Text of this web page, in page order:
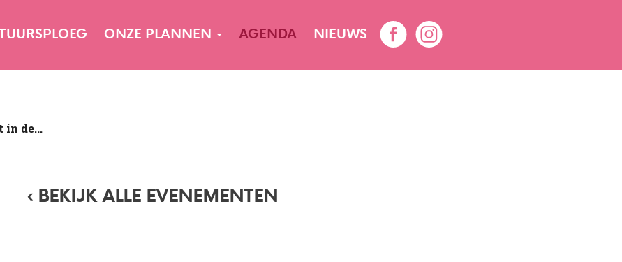
ONZE PLANNEN AGENDA NIEUWS
in de...
‹ BEKIJK ALLE EVENEMENTEN